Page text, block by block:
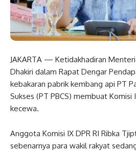
JAKARTA — Ketidakhadiran
Dhakiri dalam Rapat Dengar
kebakaran pabrik kembang api PT
Sukses (PT PBCS) membuat Komisi
kecewa.
Anggota Komisi IX DPR RI Ribka
sebenarnya para wakil rakyat